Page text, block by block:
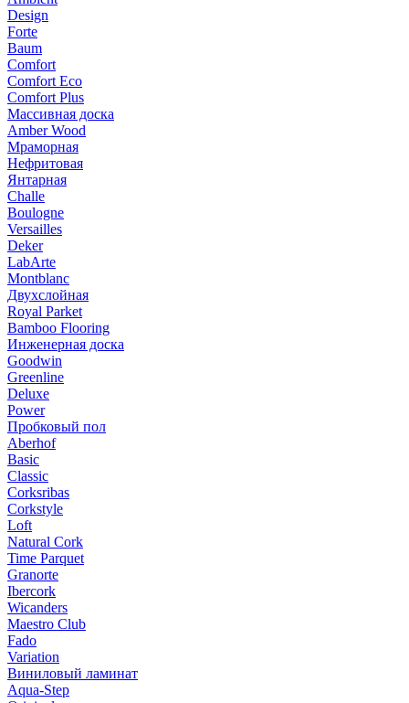
Design
Forte
Baum
Comfort
Comfort Eco
Comfort Plus
Массивная доска
Amber Wood
Мраморная
Нефритовая
Янтарная
Challe
Boulogne
Versailles
Deker
LabArte
Montblanc
Двухслойная
Royal Parket
Bamboo Flooring
Инженерная доска
Goodwin
Greenline
Deluxe
Power
Пробковый пол
Aberhof
Basic
Classic
Corksribas
Corkstyle
Loft
Natural Cork
Time Parquet
Granorte
Ibercork
Wicanders
Мaestro Club
Fado
Variation
Виниловый ламинат
Aqua-Step